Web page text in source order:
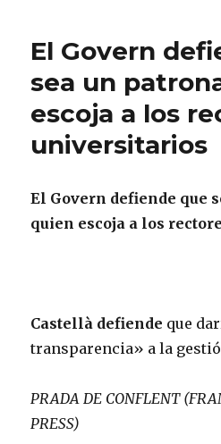
El Govern
sea un
escoja a los
universitarios
El Govern defiende que
quien escoja a los
Castellà defiende que
transparencia» a la
PRADA DE CONFLENT
PRESS)